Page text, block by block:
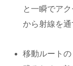
と一瞬でア
から射線を通
移動ルート